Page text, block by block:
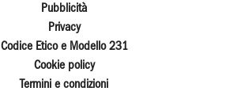
Pubblicità
Privacy
Codice Etico e Modello 231
Cookie policy
Termini e condizioni